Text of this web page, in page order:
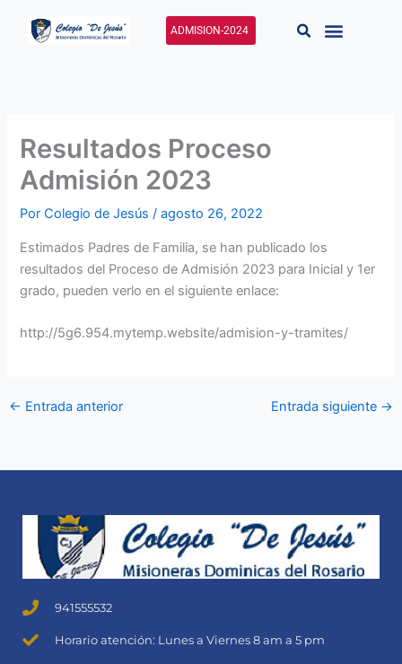
ADMISION-2024
Resultados Proceso
Admisión 2023
PorColegio de Jesús/agosto 26, 2022
Estimados Padres de Familia, se han publicado los
resultados del Proceso de Admisión 2023 para Inicial y 1er
grado, pueden verlo en el siguiente enlace:
http://5g6.954.mytemp.website/admision-y-tramites/
← Entrada anterior Entrada siguiente →
941555532
Horario atención: Lunes a Viernes 8 am a 5 pm